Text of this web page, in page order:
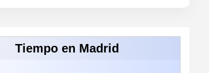
Tiempo en Madrid